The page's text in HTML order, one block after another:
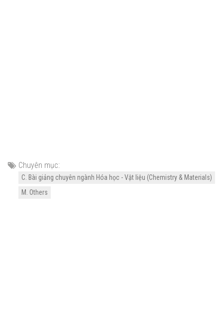
Chuyên mục:
C. Bài giảng chuyên ngành Hóa học - Vật liệu (Chemistry & Materials)
M. Others